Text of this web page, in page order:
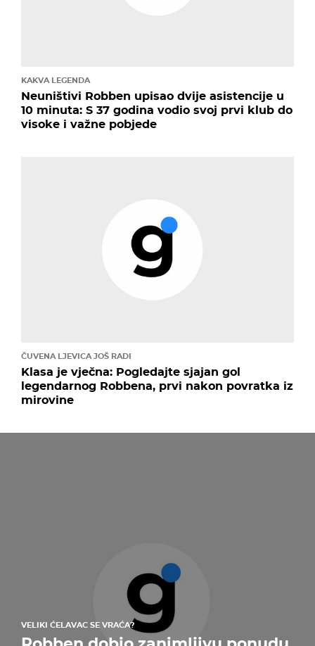
KAKVA LEGENDA
Neuništivi Robben upisao dvije asistencije u
10 minuta: S 37 godina vodio svoj prvi klub do
visoke i važne pobjede
ČUVENA LJEVICA JOŠ RADI
Klasa je vječna: Pogledajte sjajan gol
legendarnog Robbena, prvi nakon povratka iz
mirovine
VELIKI ĆELAVAC SE VRAĆA?